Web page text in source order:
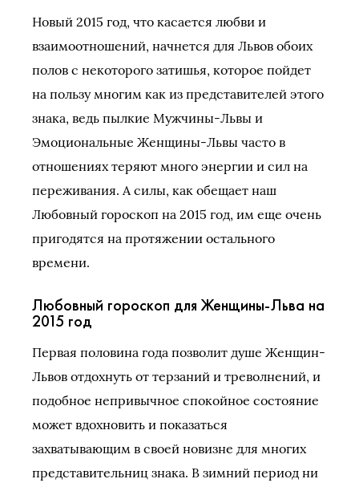
Новый 2015 год, что касается любви и
взаимоотношений, начнется для Львов обоих
полов с некоторого затишья, которое пойдет
на пользу многим как из представителей этого
знака, ведь пылкие Мужчины-Львы и
Эмоциональные Женщины-Львы часто в
отношениях теряют много энергии и сил на
переживания. А силы, как обещает наш
Любовный гороскоп на 2015 год, им еще очень
пригодятся на протяжении остального
времени.
Любовный гороскоп для Женщины-Льва на
2015 год
Первая половина года позволит душе Женщин-
Львов отдохнуть от терзаний и треволнений, и
подобное непривычное спокойное состояние
может вдохновить и показаться
захватывающим в своей новизне для многих
представительниц знака. В зимний период ни